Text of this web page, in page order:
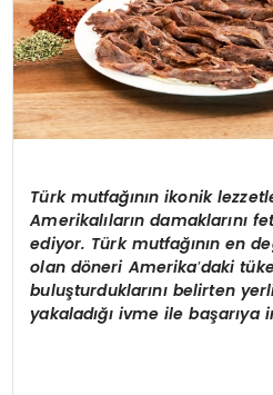
Türk mutfağının ikonik
Amerikalıların damaklarını
ediyor. Türk mutfağının en de
olan döneri Amerika’daki
buluşturduklarını belirten
yakaladığı ivme ile başarıya